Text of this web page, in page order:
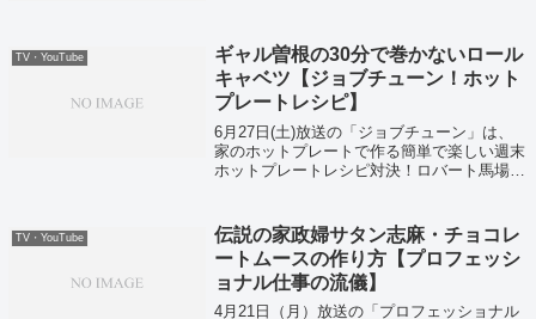
TV・YouTube
ギャル曽根の30分で巻かないロール
キャベツ【ジョブチューン！ホット
プレートレシピ】
6月27日(土)放送の「ジョブチューン」は、
家のホットプレートで作る簡単で楽しい週末
ホットプレートレシピ対決！ロバート馬場や
ートで週末レシピは、30分作れるとい...
TV・YouTube
伝説の家政婦サタン志麻・チョコレ
ートムースの作り方【プロフェッシ
ョナル仕事の流儀】
4月21日（月）放送の「プロフェッショナル